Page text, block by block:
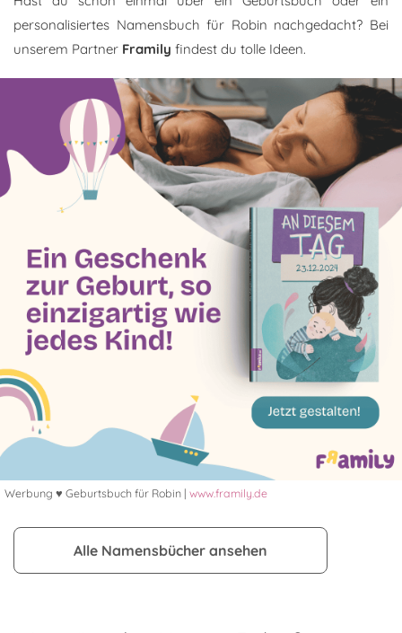
personalisiertes Namensbuch für Robin nachgedacht? Bei
unserem Partner Framily findest du tolle Ideen.
Werbung ♥ Geburtsbuch für Robin | www.framily.de
Alle Namensbücher ansehen